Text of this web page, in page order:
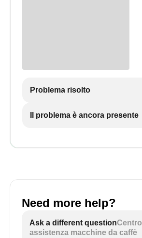
Problema risolto
Il problema è ancora presente
Need more help?
Ask a different questionCentro
assistenza macchine da caffè